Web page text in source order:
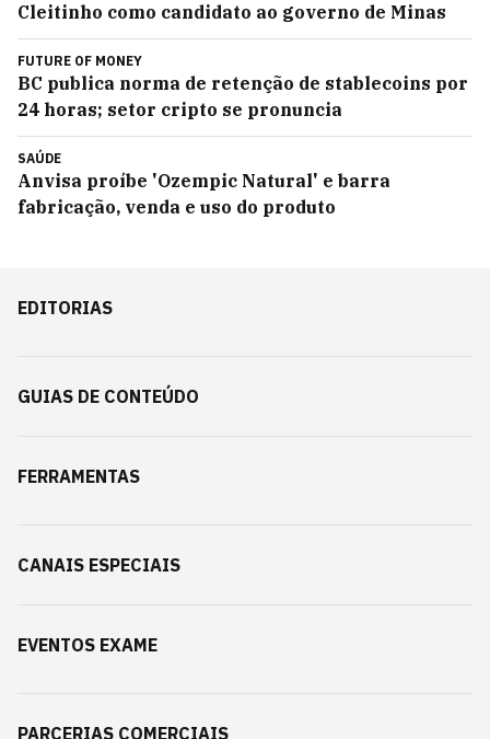
Cleitinho como candidato ao governo de Minas
FUTURE OF MONEY
BC publica norma de retenção de stablecoins por
24 horas; setor cripto se pronuncia
SAÚDE
Anvisa proíbe 'Ozempic Natural' e barra
fabricação, venda e uso do produto
EDITORIAS
GUIAS DE CONTEÚDO
FERRAMENTAS
CANAIS ESPECIAIS
EVENTOS EXAME
PARCERIAS COMERCIAIS